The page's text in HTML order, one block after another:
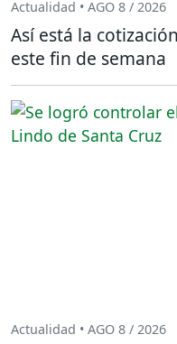
Actualidad • AGO 8 / 2026
Así está la
este fin de semana
Actualidad • AGO 8 / 2026